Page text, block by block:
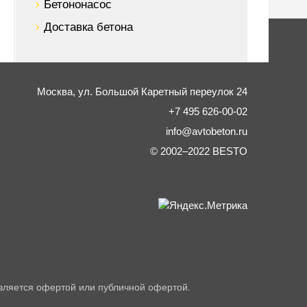
Бетононасос
Доставка бетона
Москва, ул. Большой Каретный переулок 24
+7 495 626-00-02
info@avtobeton.ru
© 2002–2022 BESTO
офертой или публичной офертой.